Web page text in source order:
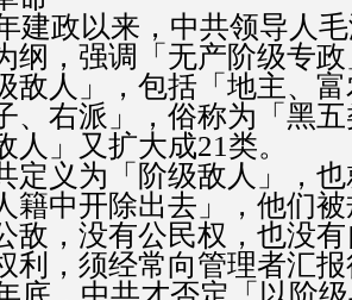
建政以来，中共领导人
纲，强调「无产阶级专
敌人」，包括「地主、
、右派」，俗称为「黑
人」又扩大成21类。
定义为「阶级敌人」，
籍中开除出去」，他们
敌，没有公民权，也没
利，须经常向管理者汇